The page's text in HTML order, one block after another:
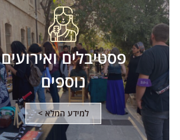
פסטיבלים ואירועים
נוספים
למידע המלא >